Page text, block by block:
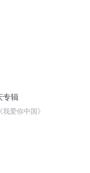
专辑
《我爱你中国》